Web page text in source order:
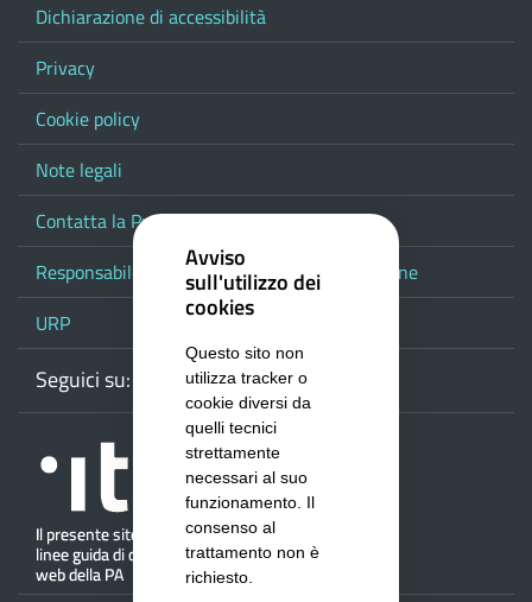
Dichiarazione di accessibilità
Privacy
Cookie policy
Note legali
Contatta la Provincia
Responsabile del procedimento di pubblicazione
URP
Seguici su: WebmailFacebook
Youtube
Avviso
sull'utilizzo dei
cookies
Questo sito non
utilizza tracker o
cookie diversi da
quelli tecnici
strettamente
necessari al suo
funzionamento. Il
consenso al
trattamento non è
richiesto.